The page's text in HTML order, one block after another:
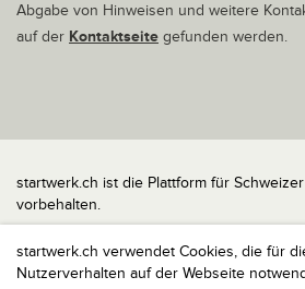
startwerk.ch verwendet Cookies, die für
Nutzerverhalten auf der Webseite
Abgabe von Hinweisen und weitere
auf der Kontaktseite gefunden werden.
startwerk.ch ist die Plattform für
vorbehalten.
Impressum
Kontakt